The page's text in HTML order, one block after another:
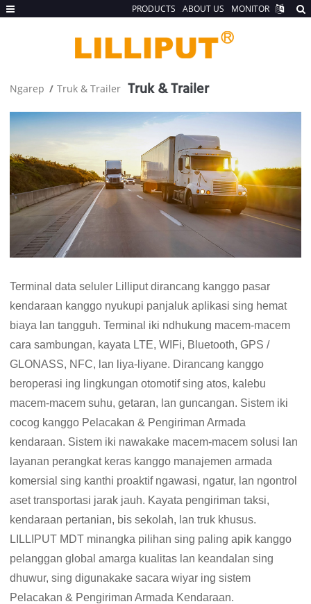
Truk & Trailer
Ngarep Truk & Trailer
Terminal data seluler Lilliput dirancang kanggo pasar
kendaraan kanggo nyukupi panjaluk aplikasi sing hemat
biaya lan tangguh. Terminal iki ndhukung macem-macem
cara sambungan, kayata LTE, WIFi, Bluetooth, GPS /
GLONASS, NFC, lan liya-liyane. Dirancang kanggo
beroperasi ing lingkungan otomotif sing atos, kalebu
macem-macem suhu, getaran, lan guncangan. Sistem iki
cocog kanggo Pelacakan & Pengiriman Armada
kendaraan. Sistem iki nawakake macem-macem solusi lan
layanan perangkat keras kanggo manajemen armada
komersial sing kanthi proaktif ngawasi, ngatur, lan ngontrol
aset transportasi jarak jauh. Kayata pengiriman taksi,
kendaraan pertanian, bis sekolah, lan truk khusus.
LILLIPUT MDT minangka pilihan sing paling apik kanggo
pelanggan global amarga kualitas lan keandalan sing
dhuwur, sing digunakake sacara wiyar ing sistem
Pelacakan & Pengiriman Armada Kendaraan.
PRODUCTS ABOUT US MONITOR